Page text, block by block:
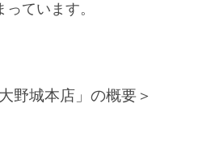
ています。
野城本店」の概要＞